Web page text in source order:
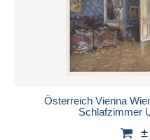
Österreich Vienna
Schlafzimmer